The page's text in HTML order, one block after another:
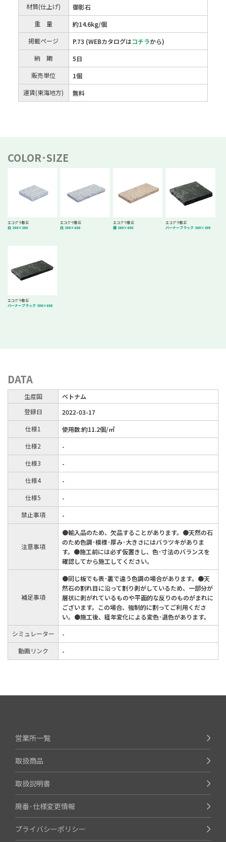
材質(仕上げ)
御影石
重 量
約14.6kg/個
掲載ページ
P.73 (WEBカタログはコチラから)
納 期
5日
販売単位
1個
運賃(東海地方)
無料
COLOR･SIZE
エコグラ敷石
白 300×300
エコグラ敷石
白 300×600
エコグラ敷石
錆 300×600
エコグラ敷石
バーナーブラック 300×300
エコグラ敷石
バーナーブラック 300×600
DATA
生産国
ベトナム
登録日
2022-03-17
仕様1
使用数:約11.2個/㎡
仕様2
-
仕様3
-
仕様4
-
仕様5
-
禁止事項
-
注意事項
●輸入品のため、欠品することがあります。●天然の石
のため色調･模様･厚み･大きさにはバラツキがありま
す。●施工前には必ず仮置きし、色･寸法のバランスを
確認してから施工してください。
補足事項
●同じ板でも表･裏で違う色調の場合があります。●天
然石の割れ目に沿って割り剥がしているため、一部分が
層状に剥がれているものや平面的な反りのものがまれに
ございます。この場合、強制的に割ってご利用くださ
い。●施工後、経年変化による変色･退色があります。
シミュレーター
-
動画リンク
-
営業所一覧
取扱商品
取扱説明書
廃番･仕様変更情報
プライバシーポリシー